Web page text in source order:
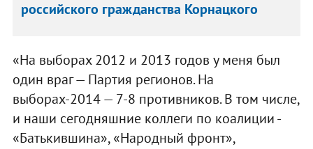
российского гражданства Корнацкого
«На выборах 2012 и 2013 годов у меня был
один враг — Партия регионов. На
выборах-2014 — 7-8 противников. В том числе,
и наши сегодняшние коллеги по коалиции -
«Батькившина», «Народный фронт»,